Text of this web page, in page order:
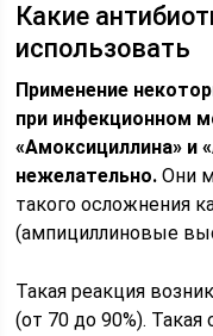
Какие
использовать
Применение
при инфекционном
«Амоксициллина» и
нежелательно. Они
такого осложнения
(ампициллиновые
Такая реакция
(от 70 до 90%). Такая